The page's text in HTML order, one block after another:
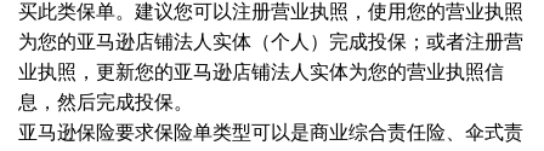
买此类保单。建议您可以注册营业执照，使用您的营业执照
为您的亚马逊店铺法人实体（个人）完成投保；或者注册营
业执照，更新您的亚马逊店铺法人实体为您的营业执照信
息，然后完成投保。
亚马逊保险要求保险单类型可以是商业综合责任险、伞式责